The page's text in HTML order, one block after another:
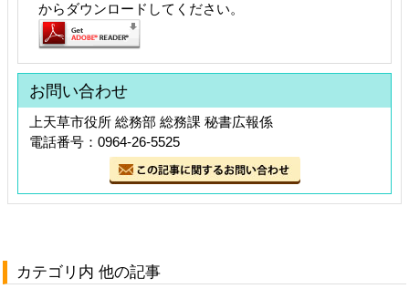
からダウンロードしてください。
お問い合わせ
上天草市役所 総務部 総務課 秘書広報係
電話番号：0964-26-5525
カテゴリ内 他の記事